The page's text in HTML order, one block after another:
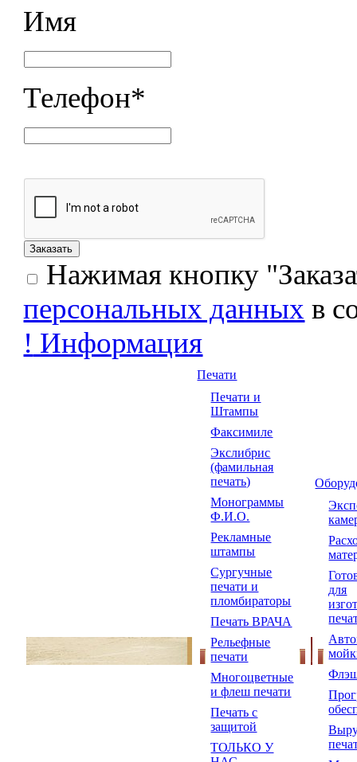
Имя
Телефон*
Нажимая кнопку
персональных данных в
! Информация
Печати
Печати и
Штампы
Факсимиле
Экслибрис
(фамильная
печать)
Монограммы
Ф.И.О.
Рекламные
штампы
Сургучные
печати и
пломбираторы
Печать ВРАЧА
Рельефные
печати
Многоцветные
и флеш печати
Печать с
защитой
ТОЛЬКО У
для